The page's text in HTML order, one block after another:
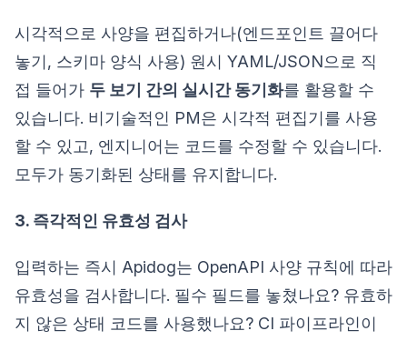
시각적으로 사양을 편집하거나(엔드포인트 끌어다
놓기, 스키마 양식 사용) 원시 YAML/JSON으로 직
접 들어가 두 보기 간의 실시간 동기화를 활용할 수
있습니다. 비기술적인 PM은 시각적 편집기를 사용
할 수 있고, 엔지니어는 코드를 수정할 수 있습니다.
모두가 동기화된 상태를 유지합니다.
3. 즉각적인 유효성 검사
입력하는 즉시 Apidog는 OpenAPI 사양 규칙에 따라
유효성을 검사합니다. 필수 필드를 놓쳤나요? 유효하
지 않은 상태 코드를 사용했나요? CI 파이프라인이